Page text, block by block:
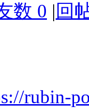
数 0 | 回
rubin-